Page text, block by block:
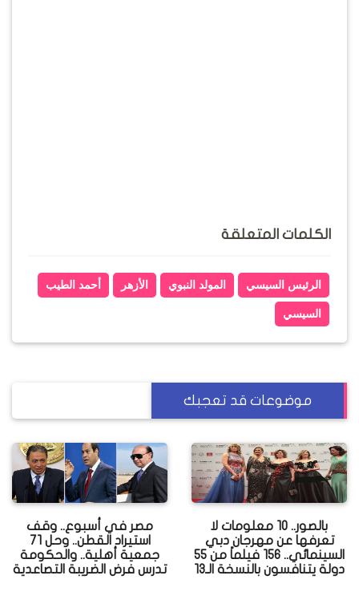
الكلمات المتعلقة
الرئيس السيسي المولد النبوي الأزهر أحمد الطيب
السيسي
موضوعات قد تعجبك
بالصور.. 10 معلومات لا
تعرفها عن مهرجان دبي
السينمائي.. 156 فيلماً من 55
دولة يتنافسون بالنسخة الـ13
مصر في أسبوع.. وقف
استيراد القطن.. وحل 71
جمعية أهلية.. والحكومة
تدرس فرض الضريبة التصاعدية